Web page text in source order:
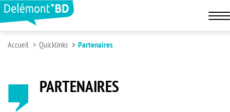
Accueil Quicklinks Partenaires
PARTENAIRES